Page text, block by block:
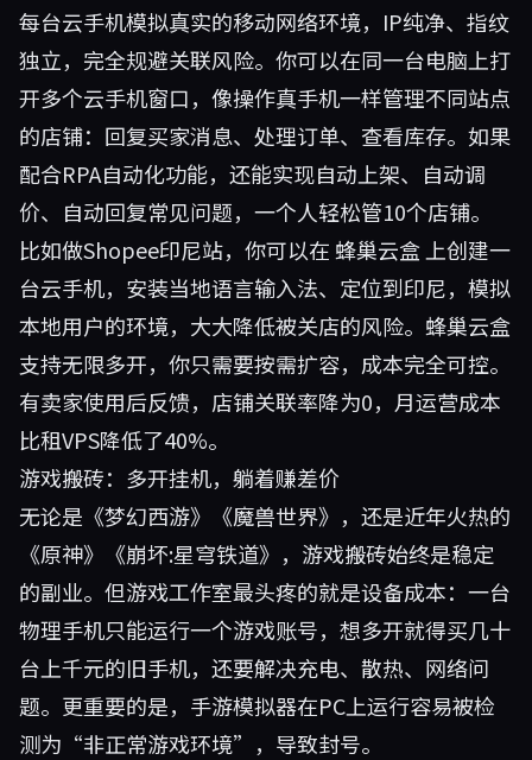
每台云手机模拟真实的移动网络环境，IP纯净、指纹
独立，完全规避关联风险。你可以在同一台电脑上打
开多个云手机窗口，像操作真手机一样管理不同站点
的店铺：回复买家消息、处理订单、查看库存。如果
配合RPA自动化功能，还能实现自动上架、自动调
价、自动回复常见问题，一个人轻松管10个店铺。
比如做Shopee印尼站，你可以在 蜂巢云盒 上创建一
台云手机，安装当地语言输入法、定位到印尼，模拟
本地用户的环境，大大降低被关店的风险。蜂巢云盒
支持无限多开，你只需要按需扩容，成本完全可控。
有卖家使用后反馈，店铺关联率降为0，月运营成本
比租VPS降低了40%。
游戏搬砖：多开挂机，躺着赚差价
无论是《梦幻西游》《魔兽世界》，还是近年火热的
《原神》《崩坏:星穹铁道》，游戏搬砖始终是稳定
的副业。但游戏工作室最头疼的就是设备成本：一台
物理手机只能运行一个游戏账号，想多开就得买几十
台上千元的旧手机，还要解决充电、散热、网络问
题。更重要的是，手游模拟器在PC上运行容易被检
测为“非正常游戏环境”，导致封号。